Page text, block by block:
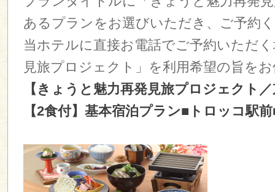
あるプランをお選びいただき、ご予約
当ホテルに直接お電話でご予約いただ
見旅プロジェクト」を利用希望の旨を
【きょうと魅力再発見旅プロジェクト
【2食付】基本宿泊プラン■トロッコ駅